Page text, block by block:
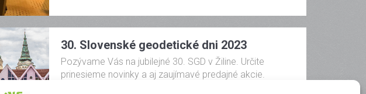
30. Slovenské geodetické dni 2023
Pozývame Vás na jubilejné 30. SGD v Žiline. Určite
prinesieme novinky a aj zaujímavé predajné akcie.